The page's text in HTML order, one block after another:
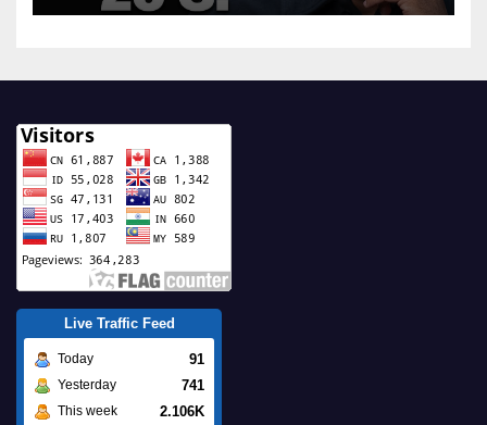
Live Traffic Feed
Today 91
Yesterday 741
This week 2.106K